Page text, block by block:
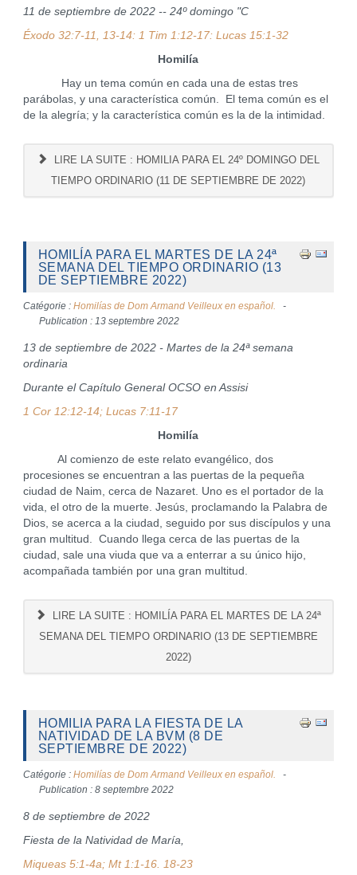
11 de septiembre de 2022 -- 24º domingo "C
Éxodo 32:7-11, 13-14: 1 Tim 1:12-17: Lucas 15:1-32
Homilía
Hay un tema común en cada una de estas tres
parábolas, y una característica común. El tema común es el
de la alegría; y la característica común es la de la intimidad.
LIRE LA SUITE : HOMILIA PARA EL 24º DOMINGO DEL
TIEMPO ORDINARIO (11 DE SEPTIEMBRE DE 2022)
HOMILÍA PARA EL MARTES DE LA 24ª
SEMANA DEL TIEMPO ORDINARIO (13
DE SEPTIEMBRE 2022)
Catégorie : Homilías de Dom Armand Veilleux en español.
Publication : 13 septembre 2022
13 de septiembre de 2022 - Martes de la 24ª semana
ordinaria
Durante el Capítulo General OCSO en Assisi
1 Cor 12:12-14; Lucas 7:11-17
Homilía
Al comienzo de este relato evangélico, dos
procesiones se encuentran a las puertas de la pequeña
ciudad de Naim, cerca de Nazaret. Uno es el portador de la
vida, el otro de la muerte. Jesús, proclamando la Palabra de
Dios, se acerca a la ciudad, seguido por sus discípulos y una
gran multitud. Cuando llega cerca de las puertas de la
ciudad, sale una viuda que va a enterrar a su único hijo,
acompañada también por una gran multitud.
LIRE LA SUITE : HOMILÍA PARA EL MARTES DE LA 24ª
SEMANA DEL TIEMPO ORDINARIO (13 DE SEPTIEMBRE
2022)
HOMILIA PARA LA FIESTA DE LA
NATIVIDAD DE LA BVM (8 DE
SEPTIEMBRE DE 2022)
Catégorie : Homilías de Dom Armand Veilleux en español.
Publication : 8 septembre 2022
8 de septiembre de 2022
Fiesta de la Natividad de María,
Miqueas 5:1-4a; Mt 1:1-16. 18-23